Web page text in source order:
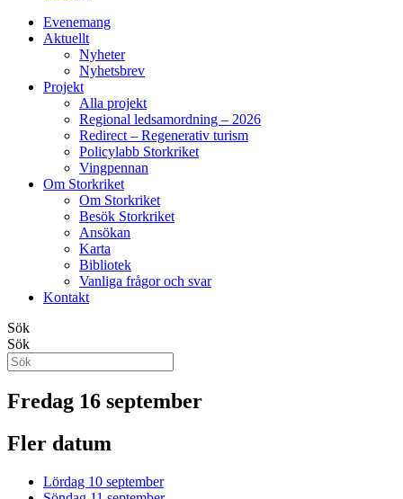
Evenemang
Aktuellt
Nyheter
Nyhetsbrev
Projekt
Alla projekt
Regional ledsamordning – 2026
Redirect – Regenerativ turism
Policylabb Storkriket
Vingpennan
Om Storkriket
Om Storkriket
Besök Storkriket
Ansökan
Karta
Bibliotek
Vanliga frågor och svar
Kontakt
Sök
Sök
Fredag 16 september
Fler datum
Lördag 10 september